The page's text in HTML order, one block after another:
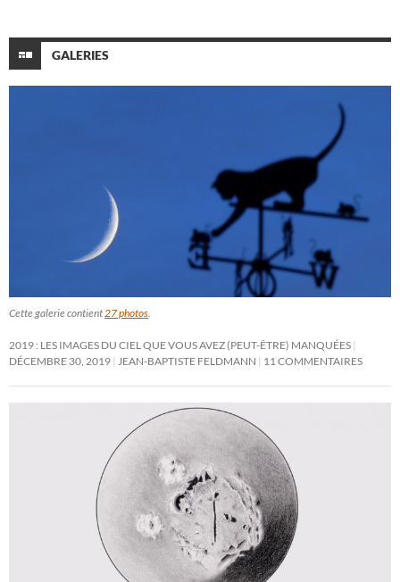
GALERIES
Cette galerie contient27 photos.
2019 : LES IMAGES DU CIEL QUE VOUS AVEZ (PEUT-ÊTRE) MANQUÉES
DÉCEMBRE 30, 2019 JEAN-BAPTISTE FELDMANN 11 COMMENTAIRES